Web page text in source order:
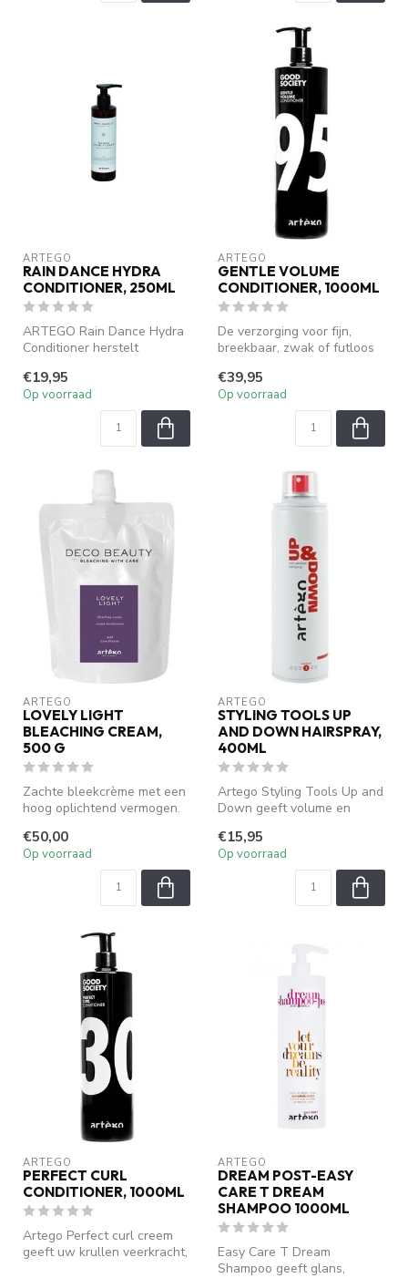
ARTEGO
RAIN DANCE HYDRA
CONDITIONER, 250ML
ARTEGO Rain Dance Hydra
Conditioner herstelt
voedt het ...
€19,95
Op voorraad
ARTEGO
GENTLE VOLUME
CONDITIONER, 1000ML
De verzorging voor fijn,
breekbaar, zwak of futloos
95...
€39,95
Op voorraad
ARTEGO
LOVELY LIGHT
BLEACHING CREAM,
500 G
Zachte bleekcrème met een
hoog oplichtend vermogen.
€50,00
Op voorraad
ARTEGO
STYLING TOOLS UP
AND DOWN HAIRSPRAY,
400ML
Artego Styling Tools Up and
Down geeft volume en
zonder h...
€15,95
Op voorraad
ARTEGO
PERFECT CURL
CONDITIONER, 1000ML
Artego Perfect curl creem
geeft uw krullen veerkracht,
ARTEGO
DREAM POST-EASY
CARE T DREAM
SHAMPOO 1000ML
Easy Care T Dream
Shampoo geeft glans,